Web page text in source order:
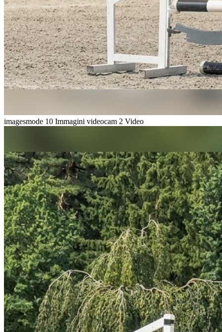
imagesmode 10 Immagini videocam 2 Video